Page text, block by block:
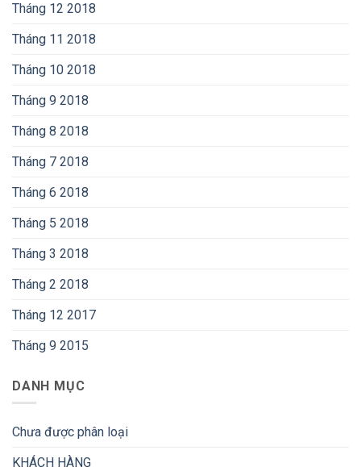
Tháng 12 2018
Tháng 11 2018
Tháng 10 2018
Tháng 9 2018
Tháng 8 2018
Tháng 7 2018
Tháng 6 2018
Tháng 5 2018
Tháng 3 2018
Tháng 2 2018
Tháng 12 2017
Tháng 9 2015
DANH MỤC
Chưa được phân loại
KHÁCH HÀNG